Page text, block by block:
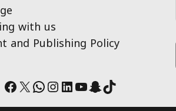
with us
and Publishing Policy
Facebook
X WhatsApp
Instagram
LinkedIn
YouTube
Snapchat
TikTok